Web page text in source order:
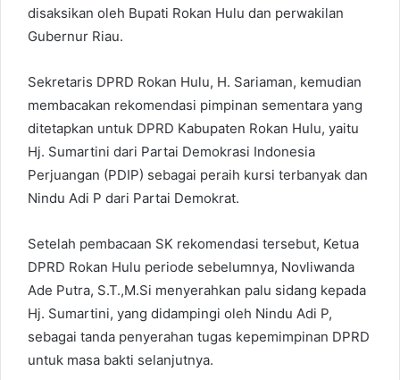
disaksikan oleh Bupati Rokan Hulu dan perwakilan
Gubernur Riau.
Sekretaris DPRD Rokan Hulu, H. Sariaman, kemudian
membacakan rekomendasi pimpinan sementara yang
ditetapkan untuk DPRD Kabupaten Rokan Hulu, yaitu
Hj. Sumartini dari Partai Demokrasi Indonesia
Perjuangan (PDIP) sebagai peraih kursi terbanyak dan
Nindu Adi P dari Partai Demokrat.
Setelah pembacaan SK rekomendasi tersebut, Ketua
DPRD Rokan Hulu periode sebelumnya, Novliwanda
Ade Putra, S.T.,M.Si menyerahkan palu sidang kepada
Hj. Sumartini, yang didampingi oleh Nindu Adi P,
sebagai tanda penyerahan tugas kepemimpinan DPRD
untuk masa bakti selanjutnya.